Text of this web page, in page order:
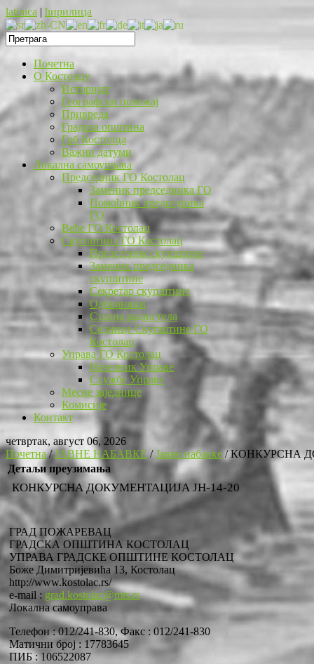
latinica | ћирилица
Почетна
O Костолцу
Историјат
Географски положај
Привреда
Градска општина
Грб Костолца
Важни датуми
Локална самоуправа
Председник ГО Костолац
Заменик председника ГО
Помоћник председника
ГО
Веће ГО Костолац
Скупштина ГО Костолац
Председник скупштине
Заменик председника
скупштине
Секретар скупштине
Одборници
Стална радна тела
Седнице Скупштине ГО
Костолац
Управа ГО Костолац
Начелник Управе
Службе Управе
Месне заједнице
Комисије
Контакт
четвртак, август 06, 2026
Почетна/ЈАВНЕ НАБАВКЕ/Јавне набавке/КОНКУРСНА
Детаљи преузимања
КОНКУРСНА ДОКУМЕНТАЦИЈА ЈН-14-20
ГРАД ПОЖАРЕВАЦ
ГРАДСКА ОПШТИНА КОСТОЛАЦ
УПРАВА ГРАДСКЕ ОПШТИНЕ КОСТОЛАЦ
Боже Димитријевића 13, Костолац
http://www.kostolac.rs/
e-mail : grad.kostolac@mts.rs
Локална самоуправа
Телефон : 012/241-830, Факс : 012/241-830
Матични број : 17783645
ПИБ : 106522087